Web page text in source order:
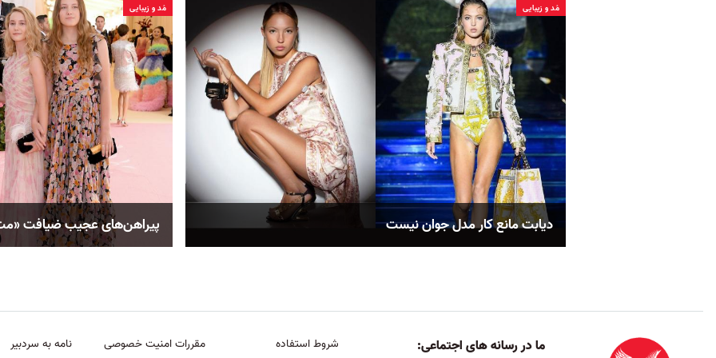
مُد و زیبایی
دیابت مانع کار مدل جوان نیست
مُد و زیبایی
پیراهن‌های عجیب ضیافت «مت»
ما در رسانه های اجتماعی: شروط استفاده مقررات امنیت خصوصی نامه به سردبیر